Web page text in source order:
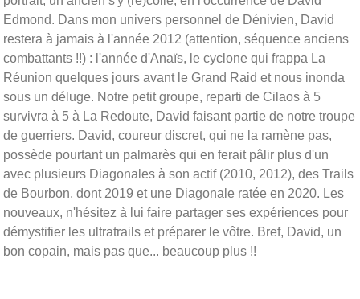
Edmond. Dans mon univers personnel de Dénivien, David
restera à jamais à l'année 2012 (attention, séquence anciens
combattants !!) : l'année d'Anaïs, le cyclone qui frappa La
Réunion quelques jours avant le Grand Raid et nous inonda
sous un déluge. Notre petit groupe, reparti de Cilaos à 5
survivra à 5 à La Redoute, David faisant partie de notre troupe
de guerriers. David, coureur discret, qui ne la ramène pas,
possède pourtant un palmarès qui en ferait pâlir plus d'un
avec plusieurs Diagonales à son actif (2010, 2012), des Trails
de Bourbon, dont 2019 et une Diagonale ratée en 2020. Les
nouveaux, n'hésitez à lui faire partager ses expériences pour
démystifier les ultratrails et préparer le vôtre. Bref, David, un
bon copain, mais pas que... beaucoup plus !!